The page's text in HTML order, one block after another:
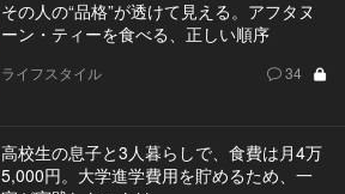
その人の“品格”が透けて見える。アフタヌ
ーン・ティーを食べる、正しい順序
ライフスタイル 34
高校生の息子と3人暮らしで、食費は月4万
5,000円。大学進学費用を貯めるため、一